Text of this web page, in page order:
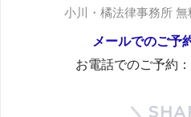
小川・橘法律事務所
メールでのご予
お電話でのご予約：